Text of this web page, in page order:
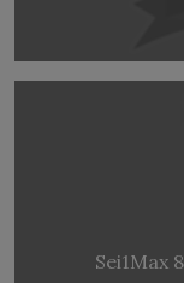
Sei1Max